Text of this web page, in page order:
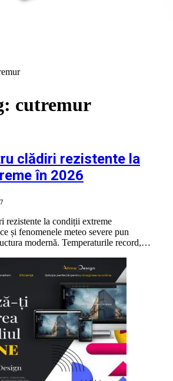
cutremur
clădiri rezistente la
în 2026
7
rezistente la condiții extreme
și fenomenele meteo severe pun
modernă. Temperaturile record,…